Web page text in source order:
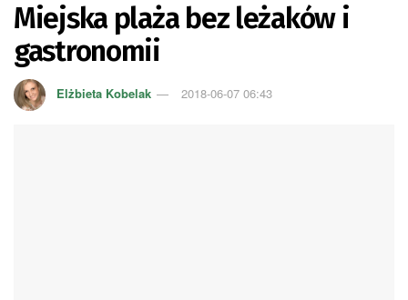
Miejska plaża bez leżaków i
gastronomii
Elżbieta Kobelak 2018-06-07 06:43